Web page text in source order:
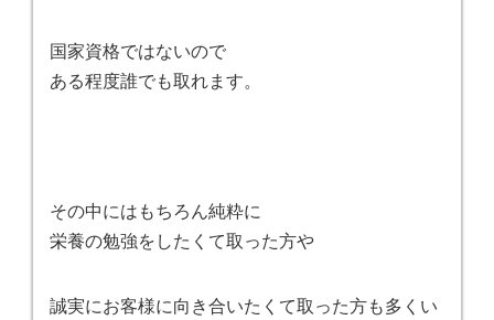
国家資格ではないので
ある程度誰でも取れます。
その中にはもちろん純粋に
栄養の勉強をしたくて取った方や
誠実にお客様に向き合いたくて取った方も多くい